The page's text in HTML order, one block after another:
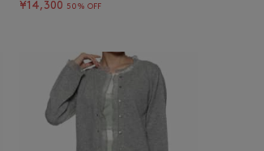
¥14,300 50% OFF